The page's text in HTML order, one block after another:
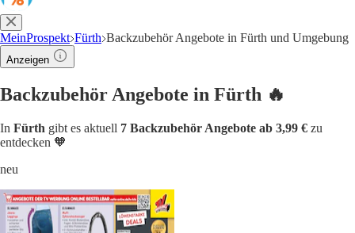
MeinProspekt Fürth Backzubehör Angebote in Fürth und Umgebung
Anzeigen
Backzubehör Angebote in Fürth 🔥
In Fürth gibt es aktuell 7 Backzubehör Angebote ab 3,99 € zu
entdecken 🧡
neu